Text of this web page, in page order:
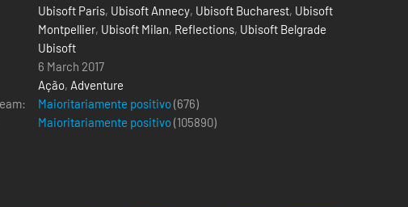
Ubisoft Paris, Ubisoft Annecy, Ubisoft Bucharest, Ubisoft
Montpellier, Ubisoft Milan, Reflections, Ubisoft Belgrade
Ubisoft
6 March 2017
Ação, Adventure
Maioritariamente positivo(676)
Maioritariamente positivo(105890)